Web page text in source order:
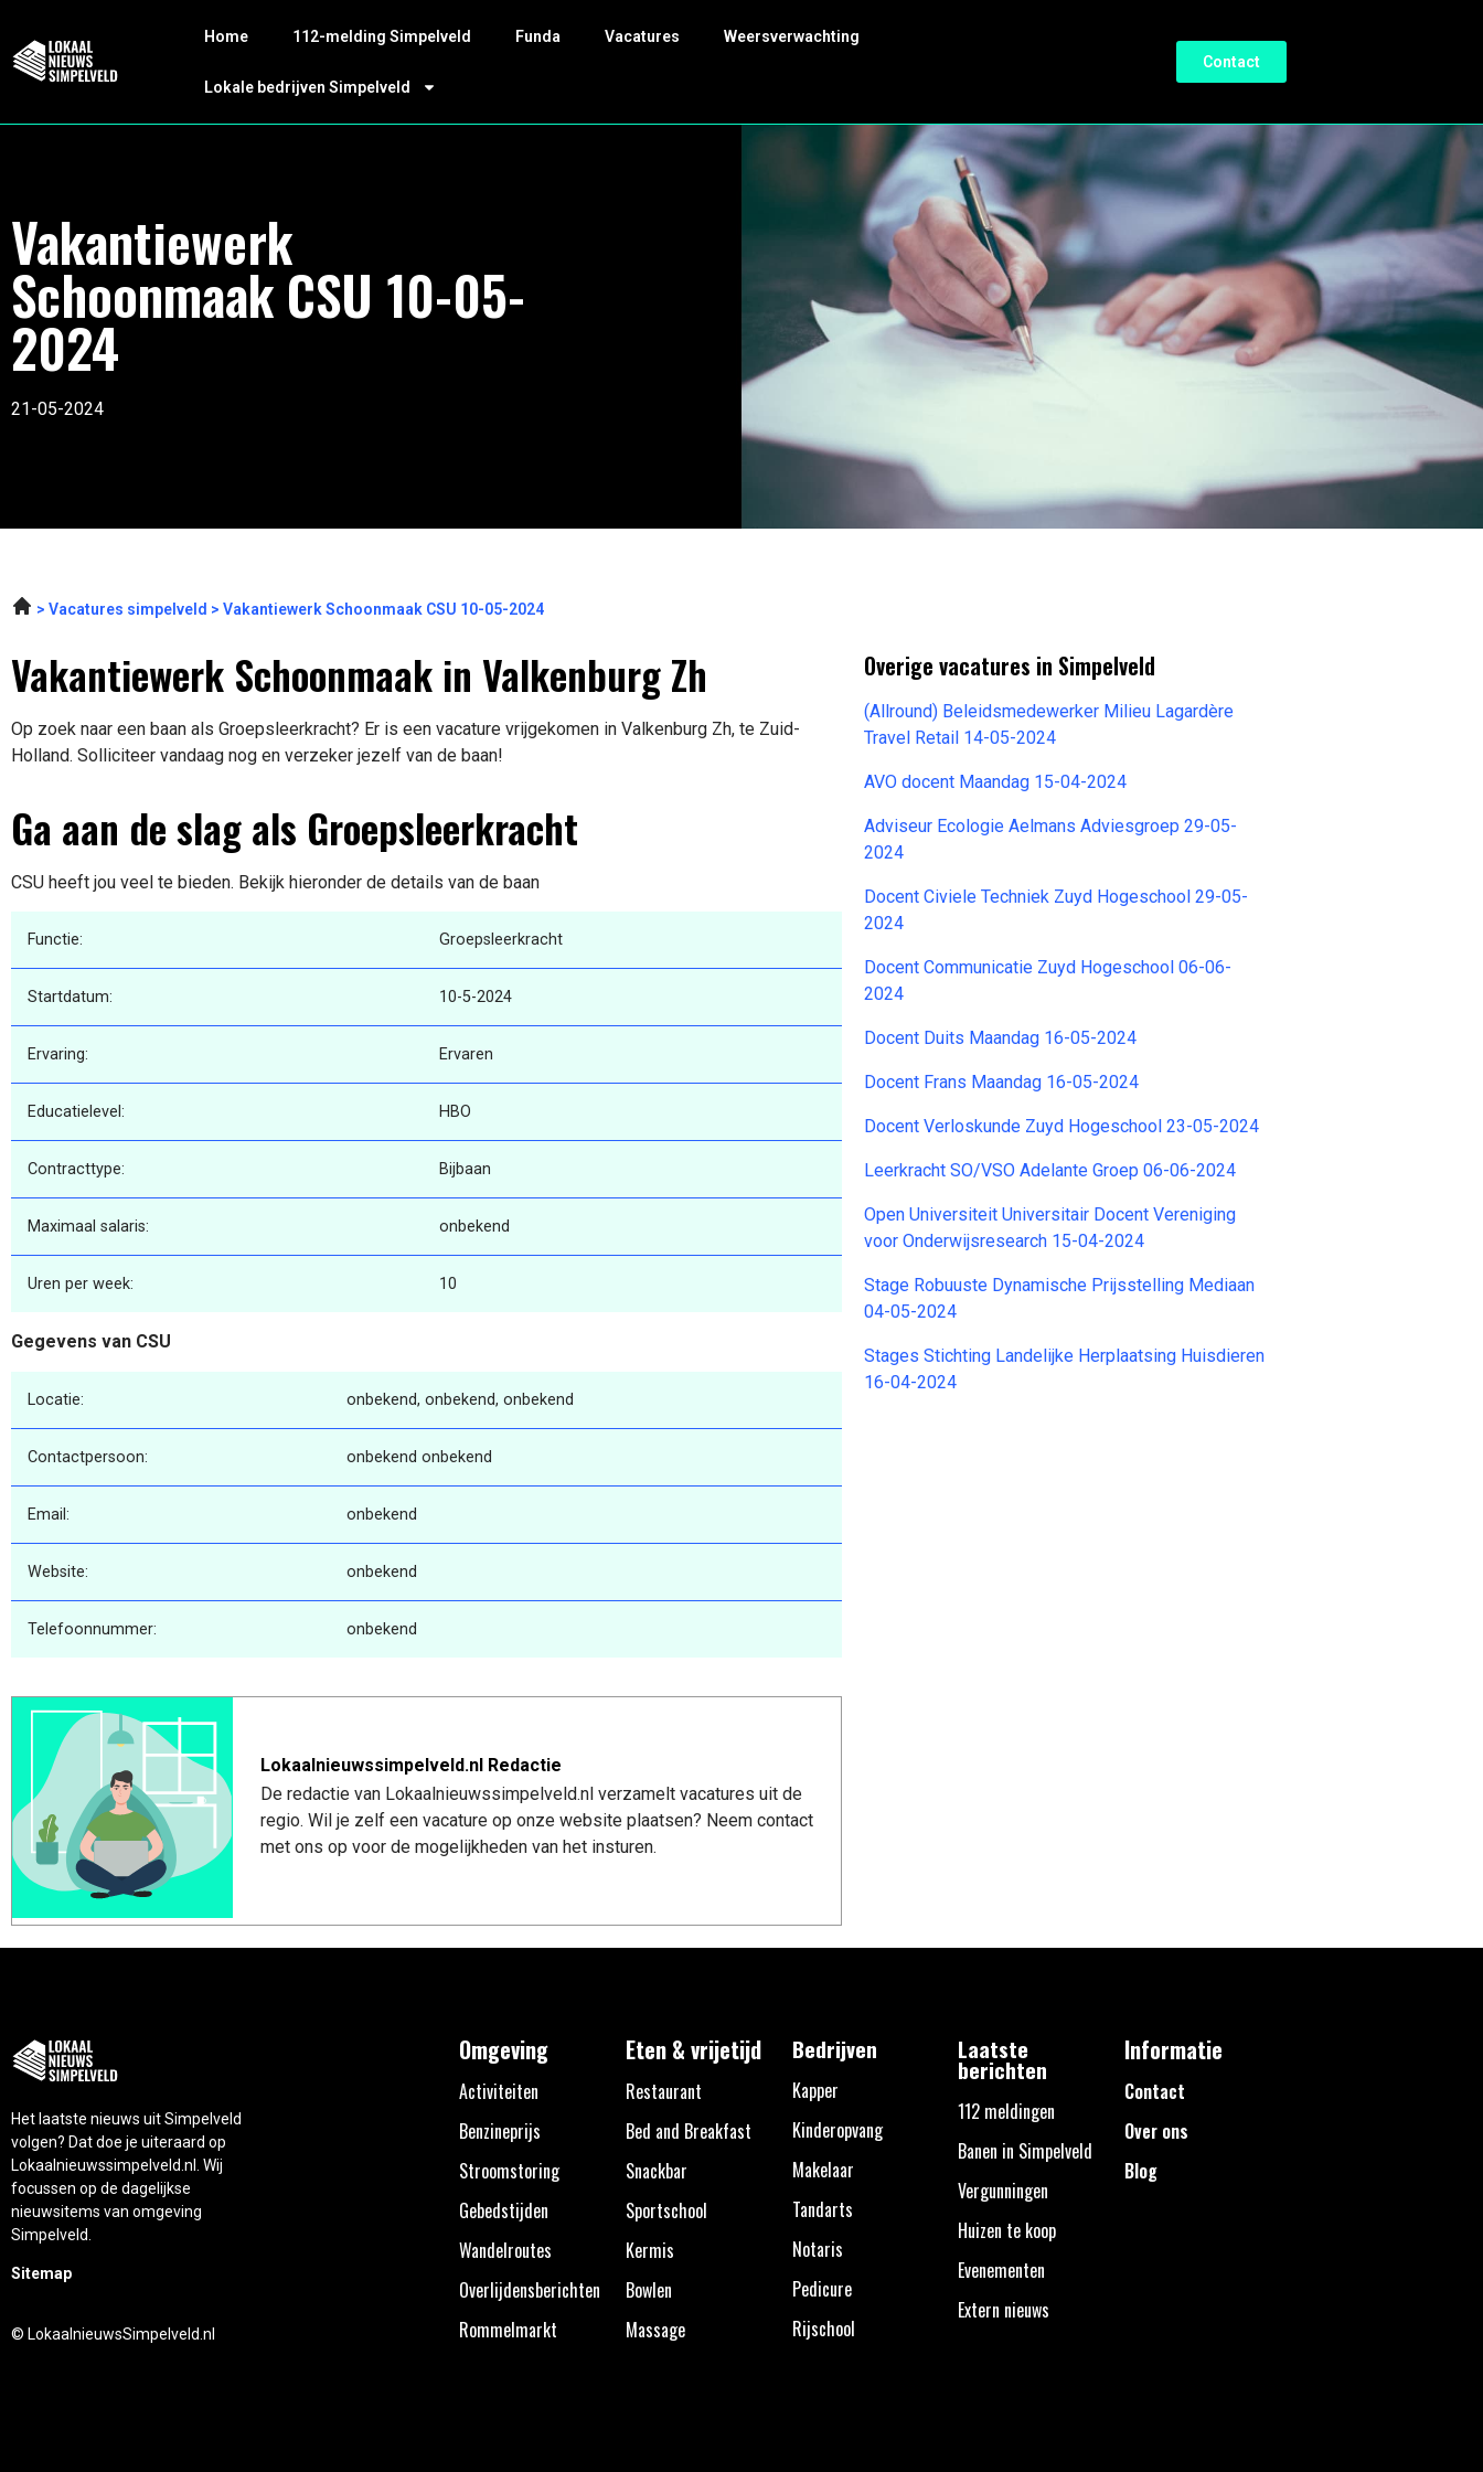
Home 112-melding Simpelveld Funda Vacatures Weersverwachting
Lokale bedrijven Simpelveld
Contact
Vakantiewerk
Schoonmaak CSU 10-05-
2024
21-05-2024
Vacatures simpelveld Vakantiewerk Schoonmaak CSU 10-05-2024
Vakantiewerk Schoonmaak in Valkenburg Zh
Op zoek naar een baan als Groepsleerkracht? Er is een vacature vrijgekomen in Valkenburg Zh, te Zuid-
Holland. Solliciteer vandaag nog en verzeker jezelf van de baan!
Ga aan de slag als Groepsleerkracht
CSU heeft jou veel te bieden. Bekijk hieronder de details van de baan
Functie: Groepsleerkracht
Startdatum: 10-5-2024
Ervaring: Ervaren
Educatielevel: HBO
Contracttype: Bijbaan
Maximaal salaris: onbekend
Uren per week: 10
Gegevens van CSU
Locatie: onbekend, onbekend, onbekend
Contactpersoon: onbekend onbekend
Email: onbekend
Website: onbekend
Telefoonnummer: onbekend
Lokaalnieuwssimpelveld.nl Redactie
De redactie van Lokaalnieuwssimpelveld.nl verzamelt vacatures uit de
regio. Wil je zelf een vacature op onze website plaatsen? Neem contact
met ons op voor de mogelijkheden van het insturen.
Overige vacatures in Simpelveld
(Allround) Beleidsmedewerker Milieu Lagardère
Travel Retail 14-05-2024
AVO docent Maandag 15-04-2024
Adviseur Ecologie Aelmans Adviesgroep 29-05-
2024
Docent Civiele Techniek Zuyd Hogeschool 29-05-
2024
Docent Communicatie Zuyd Hogeschool 06-06-
2024
Docent Duits Maandag 16-05-2024
Docent Frans Maandag 16-05-2024
Docent Verloskunde Zuyd Hogeschool 23-05-2024
Leerkracht SO/VSO Adelante Groep 06-06-2024
Open Universiteit Universitair Docent Vereniging
voor Onderwijsresearch 15-04-2024
Stage Robuuste Dynamische Prijsstelling Mediaan
04-05-2024
Stages Stichting Landelijke Herplaatsing Huisdieren
16-04-2024
Het laatste nieuws uit Simpelveld
volgen? Dat doe je uiteraard op
Lokaalnieuwssimpelveld.nl. Wij
focussen op de dagelijkse
nieuwsitems van omgeving
Simpelveld.
Sitemap
© LokaalnieuwsSimpelveld.nl
Omgeving
Activiteiten
Benzineprijs
Stroomstoring
Gebedstijden
Wandelroutes
Overlijdensberichten
Rommelmarkt
Eten & vrijetijd
Restaurant
Bed and Breakfast
Snackbar
Sportschool
Kermis
Bowlen
Massage
Bedrijven
Kapper
Kinderopvang
Makelaar
Tandarts
Notaris
Pedicure
Rijschool
Laatste
berichten
112 meldingen
Banen in Simpelveld
Vergunningen
Huizen te koop
Evenementen
Extern nieuws
Informatie
Contact
Over ons
Blog